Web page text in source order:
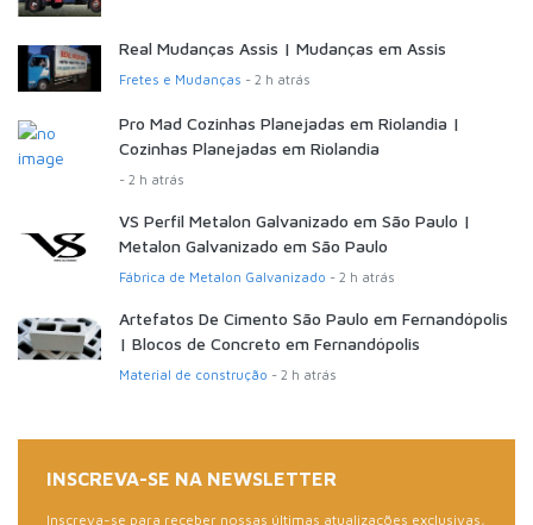
Real Mudanças Assis | Mudanças em Assis
Fretes e Mudanças - 2 h atrás
Pro Mad Cozinhas Planejadas em Riolandia |
Cozinhas Planejadas em Riolandia
- 2 h atrás
VS Perfil Metalon Galvanizado em São Paulo |
Metalon Galvanizado em São Paulo
Fábrica de Metalon Galvanizado - 2 h atrás
Artefatos De Cimento São Paulo em Fernandópolis
| Blocos de Concreto em Fernandópolis
Material de construção - 2 h atrás
INSCREVA-SE NA NEWSLETTER
Inscreva-se para receber nossas últimas atualizações exclusivas,